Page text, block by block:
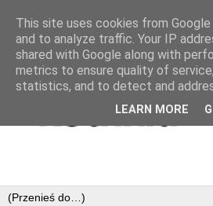
This site uses cookies from
and to analyze traffic. Your IP
shared with Google along with
metrics to ensure quality of
statistics, and to detect and
LEARN MORE